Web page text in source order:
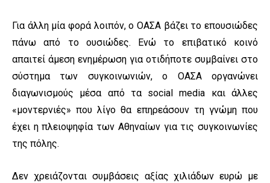
Για άλλη μία φορά λοιπόν, ο ΟΑΣΑ βάζει το επουσιώδες
πάνω από το ουσιώδες. Ενώ το επιβατικό κοινό
απαιτεί άμεση ενημέρωση για οτιδήποτε συμβαίνει στο
σύστημα των συγκοινωνιών, ο ΟΑΣΑ οργανώνει
διαγωνισμούς μέσα από τα social media και άλλες
«μοντερνιές» που λίγο θα επηρεάσουν τη γνώμη που
έχει η πλειοψηφία των Αθηναίων για τις συγκοινωνίες
της πόλης.
Δεν χρειάζονται συμβάσεις αξίας χιλιάδων ευρώ με